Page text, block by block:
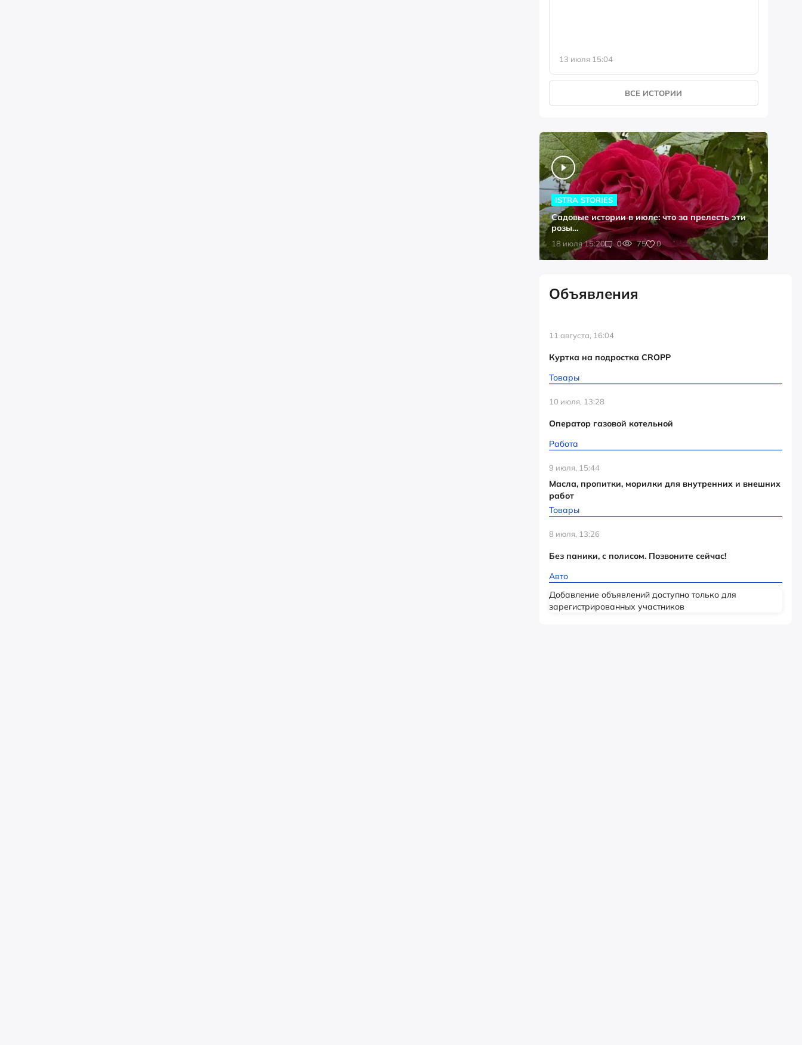
13 июля 15:04
ВСЕ ИСТОРИИ
18 июля 15:20 0 75 0
ISTRA STORIES
Садовые истории в июле: что за прелесть эти
розы…
Объявления
11 августа, 16:04
Куртка на подростка CROPP
Товары
10 июля, 13:28
Оператор газовой котельной
Работа
9 июля, 15:44
Масла, пропитки, морилки для внутренних и внешних
работ
Товары
8 июля, 13:26
Без паники, с полисом. Позвоните сейчас!
Авто
Добавление объявлений доступно только для
зарегистрированных участников